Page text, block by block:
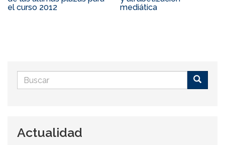
el curso 2012
mediática
Formulario
de
Actualidad